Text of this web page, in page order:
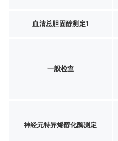
血清总胆固醇测定1
一般检查
神经元特异烯醇化酶测定